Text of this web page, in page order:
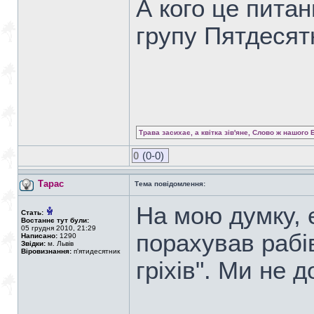
А кого це
групу
Трава засихає, а квітка зів'яне, Слово ж нашого
0 (0-0)
Тарас Тема повідомлення:
Стать:
Востаннє тут були:
05 грудня 2010, 21:29
Написано: 1290
Звідки: м. Львів
Віровизнання: п'ятидесятник
На мою думку,
порахував
гріхів". Ми не